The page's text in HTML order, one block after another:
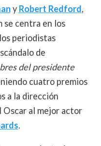
y Robert Redford,
se centra en los
periodistas
de
del presidente
cuatro premios
a la dirección
al mejor actor
.